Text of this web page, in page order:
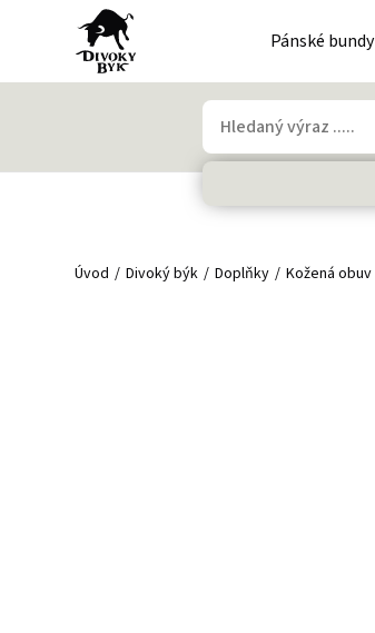
Pánské bundy
Úvod Divoký býk Doplňky Kožená obuv